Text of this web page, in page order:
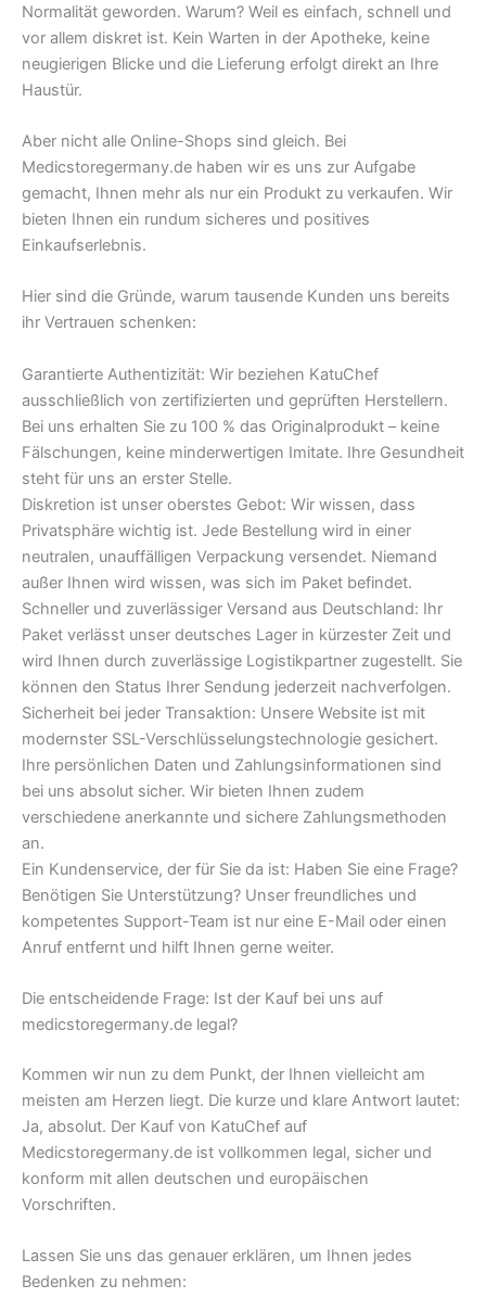
Normalität geworden. Warum? Weil es einfach, schnell und
vor allem diskret ist. Kein Warten in der Apotheke, keine
neugierigen Blicke und die Lieferung erfolgt direkt an Ihre
Haustür.
Aber nicht alle Online-Shops sind gleich. Bei
Medicstoregermany.de haben wir es uns zur Aufgabe
gemacht, Ihnen mehr als nur ein Produkt zu verkaufen. Wir
bieten Ihnen ein rundum sicheres und positives
Einkaufserlebnis.
Hier sind die Gründe, warum tausende Kunden uns bereits
ihr Vertrauen schenken:
Garantierte Authentizität: Wir beziehen KatuChef
ausschließlich von zertifizierten und geprüften Herstellern.
Bei uns erhalten Sie zu 100 % das Originalprodukt – keine
Fälschungen, keine minderwertigen Imitate. Ihre Gesundheit
steht für uns an erster Stelle.
Diskretion ist unser oberstes Gebot: Wir wissen, dass
Privatsphäre wichtig ist. Jede Bestellung wird in einer
neutralen, unauffälligen Verpackung versendet. Niemand
außer Ihnen wird wissen, was sich im Paket befindet.
Schneller und zuverlässiger Versand aus Deutschland: Ihr
Paket verlässt unser deutsches Lager in kürzester Zeit und
wird Ihnen durch zuverlässige Logistikpartner zugestellt. Sie
können den Status Ihrer Sendung jederzeit nachverfolgen.
Sicherheit bei jeder Transaktion: Unsere Website ist mit
modernster SSL-Verschlüsselungstechnologie gesichert.
Ihre persönlichen Daten und Zahlungsinformationen sind
bei uns absolut sicher. Wir bieten Ihnen zudem
verschiedene anerkannte und sichere Zahlungsmethoden
an.
Ein Kundenservice, der für Sie da ist: Haben Sie eine Frage?
Benötigen Sie Unterstützung? Unser freundliches und
kompetentes Support-Team ist nur eine E-Mail oder einen
Anruf entfernt und hilft Ihnen gerne weiter.
Die entscheidende Frage: Ist der Kauf bei uns auf
medicstoregermany.de legal?
Kommen wir nun zu dem Punkt, der Ihnen vielleicht am
meisten am Herzen liegt. Die kurze und klare Antwort lautet:
Ja, absolut. Der Kauf von KatuChef auf
Medicstoregermany.de ist vollkommen legal, sicher und
konform mit allen deutschen und europäischen
Vorschriften.
Lassen Sie uns das genauer erklären, um Ihnen jedes
Bedenken zu nehmen: